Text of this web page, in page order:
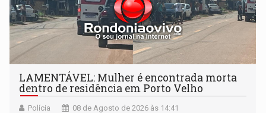
LAMENTÁVEL: Mulher é encontrada morta
dentro de residência em Porto Velho
Polícia 08 de Agosto de 2026 às 14:41